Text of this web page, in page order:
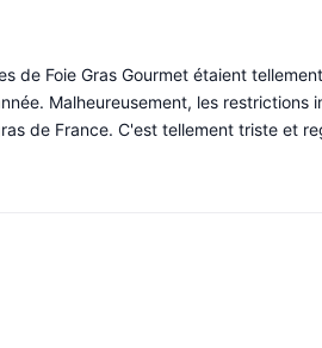
de Foie Gras Gourmet étaient
Malheureusement, les restrictions
de France. C'est tellement triste et